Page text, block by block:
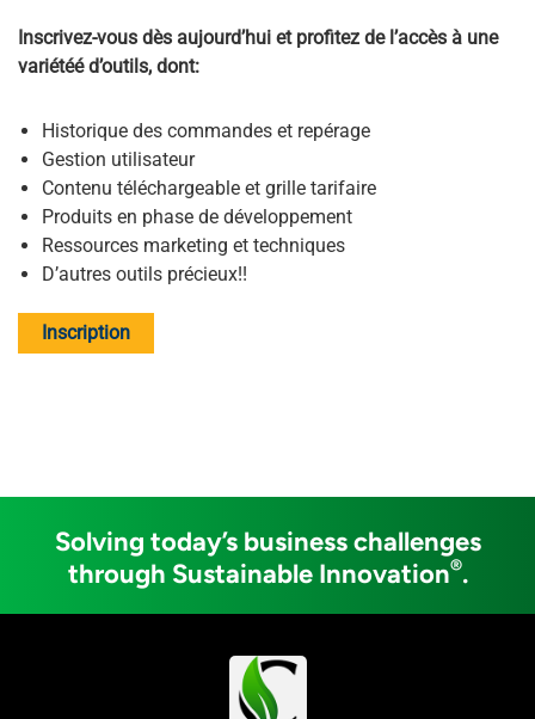
Inscrivez-vous dès aujourd’hui et profitez de l’accès à une
variétéé d’outils, dont:
Historique des commandes et repérage
Gestion utilisateur
Contenu téléchargeable et grille tarifaire
Produits en phase de développement
Ressources marketing et techniques
D’autres outils précieux!!
Inscription
Solving today’s business challenges
through Sustainable Innovation®.